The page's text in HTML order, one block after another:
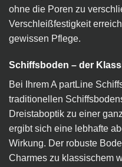
ohne die Poren zu
Verschleißfestigkeit
gewissen Pflege.
Schiffsboden – der
Bei Ihrem A partLine
traditionellen
Dreistaboptik zu einer
ergibt sich eine lebhafte
Wirkung. Der robuste
Charmes zu klassischem